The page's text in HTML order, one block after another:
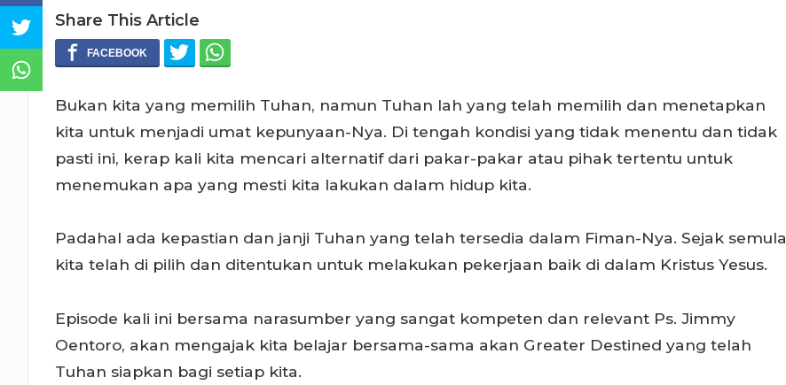
Share This Article
Bukan kita yang memilih Tuhan, namun Tuhan lah yang telah memilih dan menetapkan
kita untuk menjadi umat kepunyaan-Nya. Di tengah kondisi yang tidak menentu dan tidak
pasti ini, kerap kali kita mencari alternatif dari pakar-pakar atau pihak tertentu untuk
menemukan apa yang mesti kita lakukan dalam hidup kita.
Padahal ada kepastian dan janji Tuhan yang telah tersedia dalam Fiman-Nya. Sejak semula
kita telah di pilih dan ditentukan untuk melakukan pekerjaan baik di dalam Kristus Yesus.
Episode kali ini bersama narasumber yang sangat kompeten dan relevant Ps. Jimmy
Oentoro, akan mengajak kita belajar bersama-sama akan Greater Destined yang telah
Tuhan siapkan bagi setiap kita.